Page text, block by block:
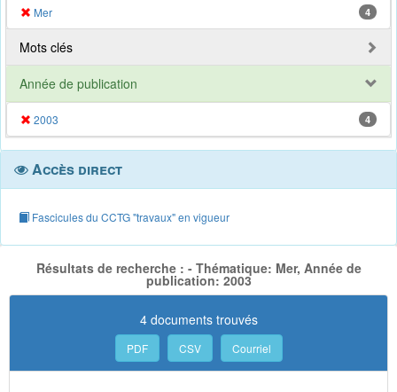
Mer 4
Mots clés
Année de publication
2003 4
Accès direct
Fascicules du CCTG "travaux" en vigueur
Résultats de recherche : - Thématique: Mer, Année de
publication: 2003
4 documents trouvés
PDF CSV Courriel